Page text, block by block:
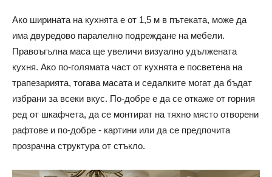
Ако ширината на кухнята е от 1,5 м в пътеката, може да
има двуредово паралелно подреждане на мебели.
Правоъгълна маса ще увеличи визуално удължената
кухня. Ако по-голямата част от кухнята е посветена на
трапезарията, тогава масата и седалките могат да бъдат
избрани за всеки вкус. По-добре е да се откаже от горния
ред от шкафчета, да се монтират на тяхно място отворени
рафтове и по-добре - картини или да се предпочита
прозрачна структура от стъкло.